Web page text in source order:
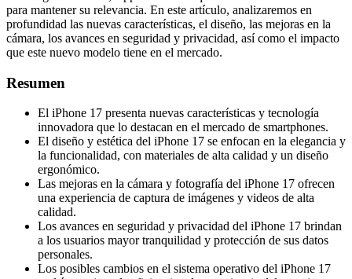
para mantener su relevancia. En este artículo, analizaremos en
profundidad las nuevas características, el diseño, las mejoras en la
cámara, los avances en seguridad y privacidad, así como el impacto
que este nuevo modelo tiene en el mercado.
Resumen
El iPhone 17 presenta nuevas características y tecnología
innovadora que lo destacan en el mercado de smartphones.
El diseño y estética del iPhone 17 se enfocan en la elegancia y
la funcionalidad, con materiales de alta calidad y un diseño
ergonómico.
Las mejoras en la cámara y fotografía del iPhone 17 ofrecen
una experiencia de captura de imágenes y videos de alta
calidad.
Los avances en seguridad y privacidad del iPhone 17 brindan
a los usuarios mayor tranquilidad y protección de sus datos
personales.
Los posibles cambios en el sistema operativo del iPhone 17